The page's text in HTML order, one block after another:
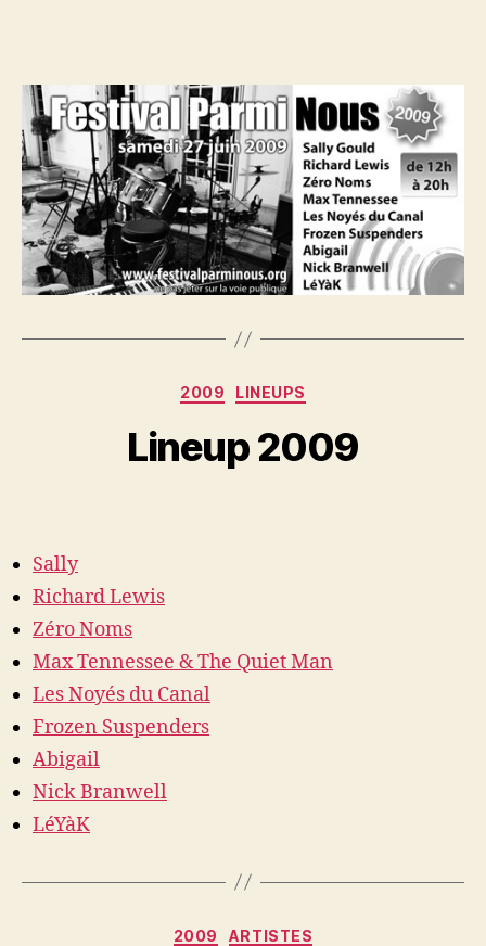
Categories
2009 LINEUPS
Lineup 2009
Sally
Richard Lewis
Zéro Noms
Max Tennessee & The Quiet Man
Les Noyés du Canal
Frozen Suspenders
Abigail
Nick Branwell
LéYàK
Categories
2009 ARTISTES